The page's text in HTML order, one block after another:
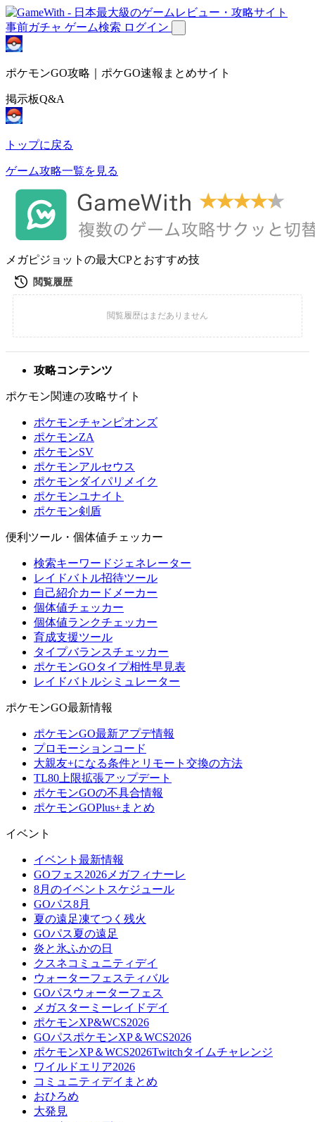
事前ガチャ ゲーム検索 ログイン
ポケモンGO攻略｜ポケGO速報まとめサイト
掲示板Q&A
トップに戻る
ゲーム攻略一覧を見る
メガピジョットの最大CPとおすすめ技
攻略コンテンツ
ポケモン関連の攻略サイト
ポケモンチャンピオンズ
ポケモンZA
ポケモンSV
ポケモンアルセウス
ポケモンダイパリメイク
ポケモンユナイト
ポケモン剣盾
便利ツール・個体値チェッカー
検索キーワードジェネレーター
レイドバトル招待ツール
自己紹介カードメーカー
個体値チェッカー
個体値ランクチェッカー
育成支援ツール
タイプバランスチェッカー
ポケモンGOタイプ相性早見表
レイドバトルシミュレーター
ポケモンGO最新情報
ポケモンGO最新アプデ情報
プロモーションコード
大親友+になる条件とリモート交換の方法
TL80上限拡張アップデート
ポケモンGOの不具合情報
ポケモンGOPlus+まとめ
イベント
イベント最新情報
GOフェス2026メガフィナーレ
8月のイベントスケジュール
GOパス8月
夏の遠足凍てつく残火
GOパス夏の遠足
炎と氷ふかの日
クスネコミュニティデイ
ウォーターフェスティバル
GOパスウォーターフェス
メガスターミーレイドデイ
ポケモンXP&WCS2026
GOパスポケモンXP＆WCS2026
ポケモンXP＆WCS2026Twitchタイムチャレンジ
ワイルドエリア2026
コミュニティデイまとめ
おひろめ
大発見